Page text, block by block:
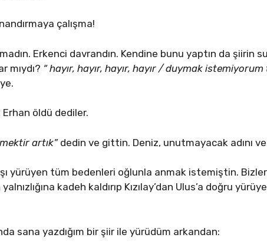
çalışma!
Erkenci davrandın. Kendine bunu yaptın da şiirin
mıydı? “ hayır, hayır, hayır, hayır / duymak
öldü dediler.
artık”dedin ve gittin. Deniz, unutmayacak adını
yürüyen tüm bedenleri oğlunla anmak istemiştin. Bizler
kadeh kaldırıp Kızılay’dan Ulus’a doğru
sana yazdığım bir şiir ile yürüdüm arkandan: